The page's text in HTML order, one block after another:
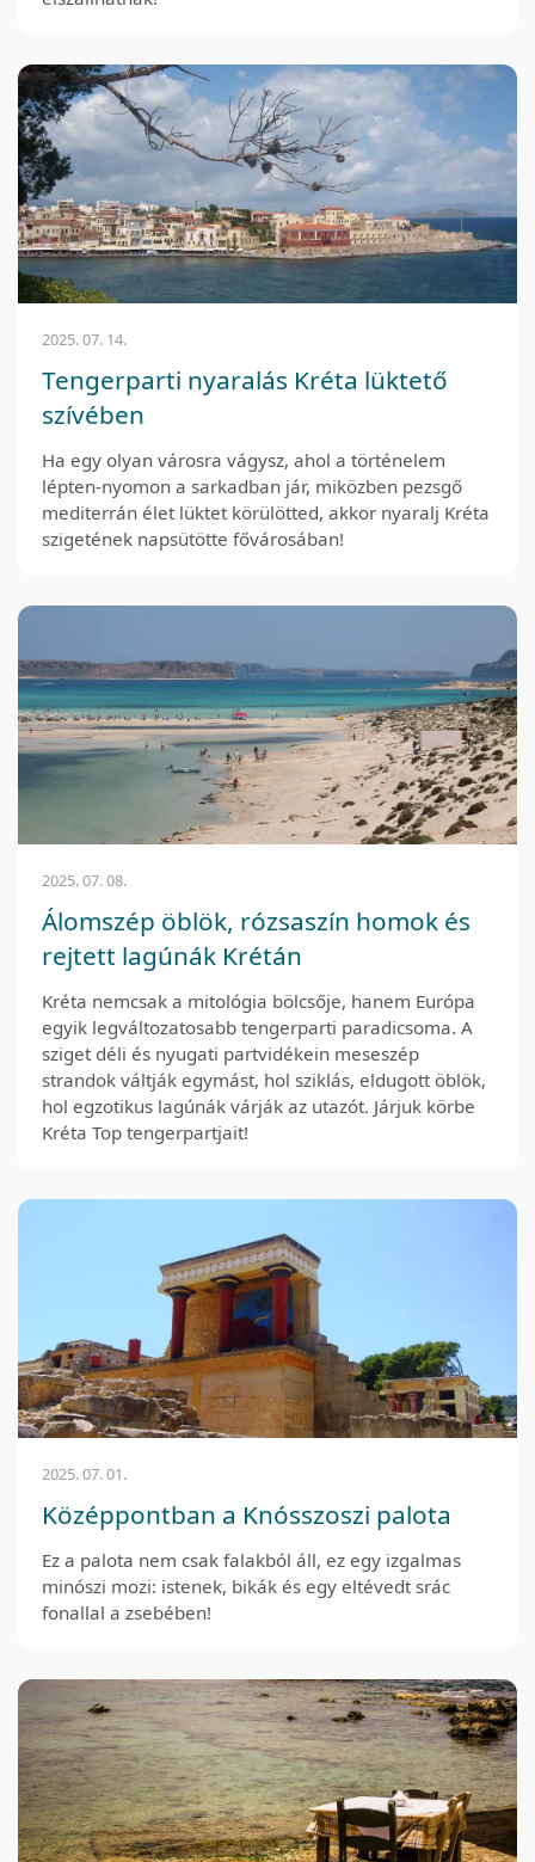
2025. 07. 14.
Tengerparti nyaralás Kréta lüktető
szívében
Ha egy olyan városra vágysz, ahol a történelem
lépten-nyomon a sarkadban jár, miközben pezsgő
mediterrán élet lüktet körülötted, akkor nyaralj Kréta
szigetének napsütötte fővárosában!
2025. 07. 08.
Álomszép öblök, rózsaszín homok és
rejtett lagúnák Krétán
Kréta nemcsak a mitológia bölcsője, hanem Európa
egyik legváltozatosabb tengerparti paradicsoma. A
sziget déli és nyugati partvidékein meseszép
strandok váltják egymást, hol sziklás, eldugott öblök,
hol egzotikus lagúnák várják az utazót. Járjuk körbe
Kréta Top tengerpartjait!
2025. 07. 01.
Középpontban a Knósszoszi palota
Ez a palota nem csak falakból áll, ez egy izgalmas
minószi mozi: istenek, bikák és egy eltévedt srác
fonallal a zsebében!